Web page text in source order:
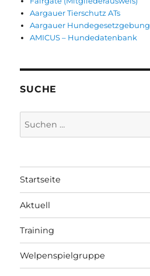
Aargauer Tierschutz ATs
Aargauer Hundegesetzgebung
AMICUS – Hundedatenbank
SUCHE
nach:
Startseite
Aktuell
Training
Welpenspielgruppe